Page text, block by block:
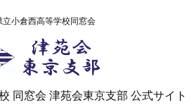
京支部
立小倉西高等学校同窓会
同窓会 津苑会東京支部 公式サイト